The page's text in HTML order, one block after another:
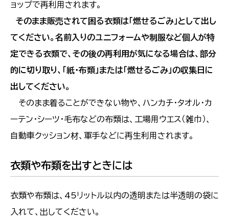
ョップで再利用されます。
そのまま販売されて困る衣類は「燃せるごみ」として出し
てください。名前入りのユニフォームや制服など個人が特
定できる衣類で、その後の再利用が気になる場合は、部分
的に切り取り、「紙・布類」または「燃せるごみ」の収集日に
出してください。
そのまま着ることができない物や、ハンカチ・タオル・カ
ーテン・シーツ・毛布などの布類は、工場用ウエス（雑巾）、
自動車クッション材、軍手などに再生利用されます。
衣類や布類を出すときには
衣類や布類は、45リットル以内の透明または半透明の袋に
入れて、出してください。